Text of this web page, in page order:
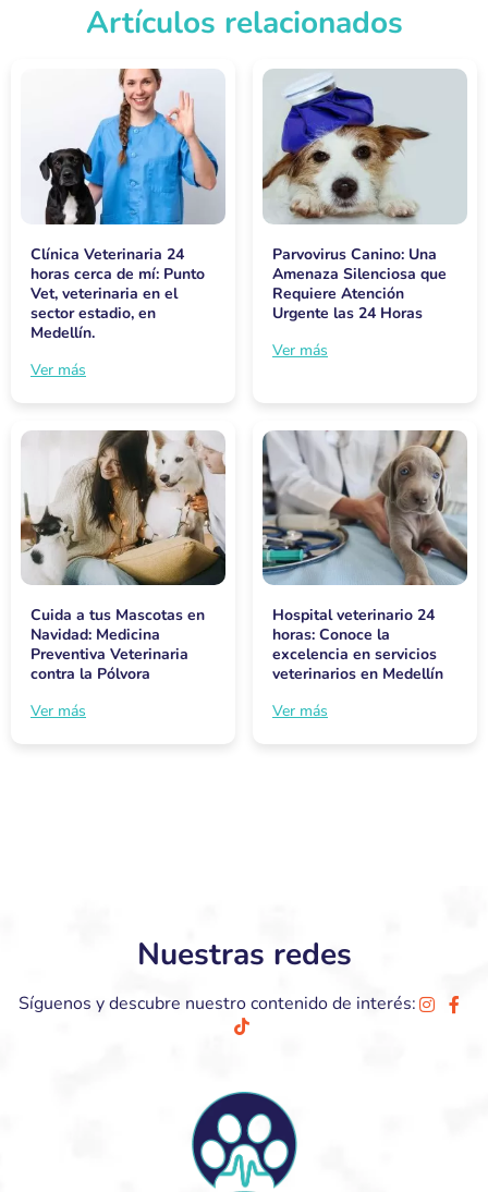
Artículos relacionados
Clínica Veterinaria 24
horas cerca de mí: Punto
Vet, veterinaria en el
sector estadio, en
Medellín.
Ver más
Parvovirus Canino: Una
Amenaza Silenciosa que
Requiere Atención
Urgente las 24 Horas
Ver más
Cuida a tus Mascotas en
Navidad: Medicina
Preventiva Veterinaria
contra la Pólvora
Ver más
Hospital veterinario 24
horas: Conoce la
excelencia en servicios
veterinarios en Medellín
Ver más
Nuestras redes
Síguenos y descubre nuestro contenido de interés: